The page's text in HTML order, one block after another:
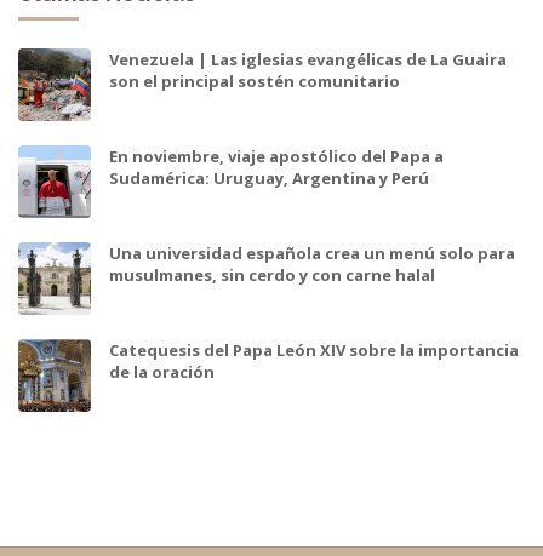
Venezuela | Las iglesias evangélicas de La Guaira
son el principal sostén comunitario
En noviembre, viaje apostólico del Papa a
Sudamérica: Uruguay, Argentina y Perú
Una universidad española crea un menú solo para
musulmanes, sin cerdo y con carne halal
Catequesis del Papa León XIV sobre la importancia
de la oración